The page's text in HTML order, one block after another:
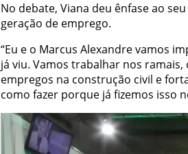
No debate, Viana deu ênfase ao
geração de emprego.
“Eu e o Marcus Alexandre vamos
já viu. Vamos trabalhar nos
empregos na construção civil e
como fazer porque já fizemos isso